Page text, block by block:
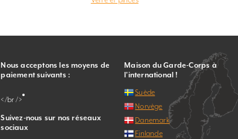
Nous acceptons les moyens de
paiement suivants :
</br />
Suivez-nous sur nos réseaux
sociaux
Maison du Garde-Corps à
l’international !
Suède
Norvège
Danemark
Finlande